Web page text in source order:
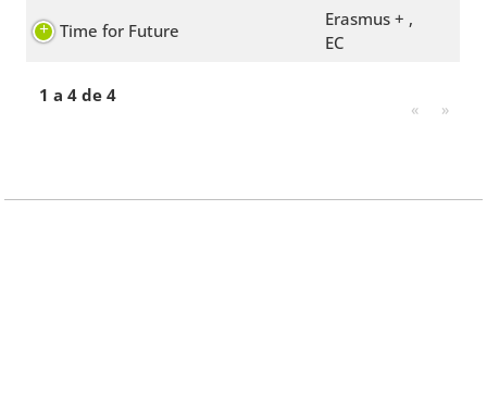
Time for Future
Erasmus + ,
EC
1 a 4 de 4
« »